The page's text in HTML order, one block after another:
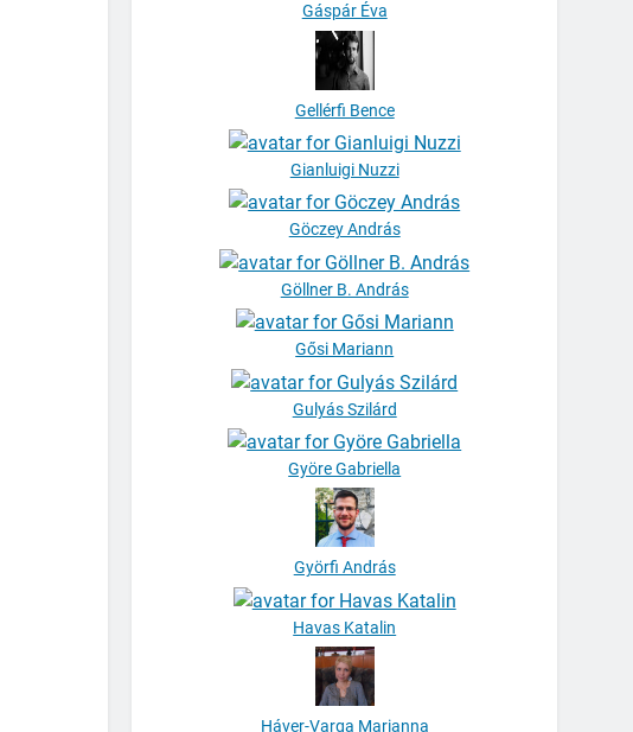
Gáspár Éva
Gellérfi Bence
Gianluigi Nuzzi
Göczey András
Göllner B. András
Gősi Mariann
Gulyás Szilárd
Györe Gabriella
Györfi András
Havas Katalin
Háver-Varga Marianna